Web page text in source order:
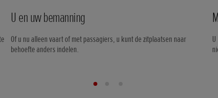
U en uw bemanning
Of u nu alleen vaart of met passagiers, u kunt de zitplaatsen naar
behoefte anders indelen.